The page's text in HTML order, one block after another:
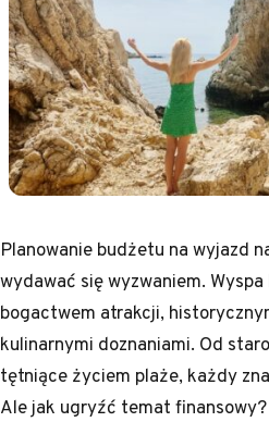
Planowanie budżetu na wyjazd
wydawać się wyzwaniem.
bogactwem atrakcji,
kulinarnymi doznaniami. Od
tętniące życiem plaże, każdy
Ale jak ugryźć temat